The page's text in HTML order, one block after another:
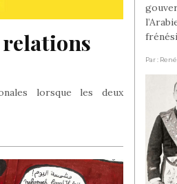
lorsque les deux
Par :